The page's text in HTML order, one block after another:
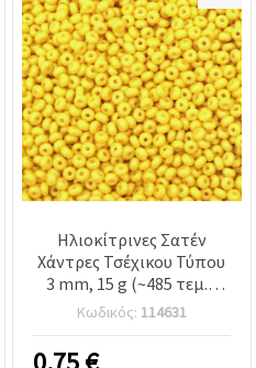
Ηλιοκίτρινες Σατέν
Χάντρες Τσέχικου Τύπου
3 mm, 15 g (~485 τεμ.),
ιδανικές για χειροποίητα
κοσμήματα, καλοκαιρινά
σχέδια & παιχνιδιάρικες
Κωδικός: 114631